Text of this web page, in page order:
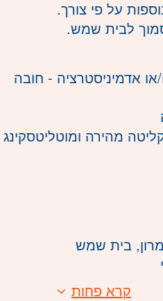
לבית שמש.
או אדמיניסטרציה - חובה
מהירה ומוטליטסקינג
בית שמש
קרא פחות